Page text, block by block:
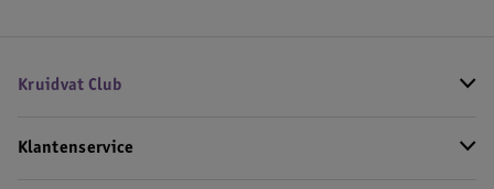
Kruidvat Club
Klantenservice